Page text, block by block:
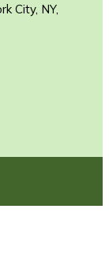
City, NY,